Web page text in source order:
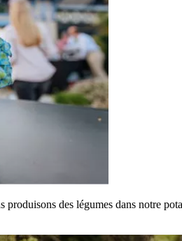
des légumes dans notre